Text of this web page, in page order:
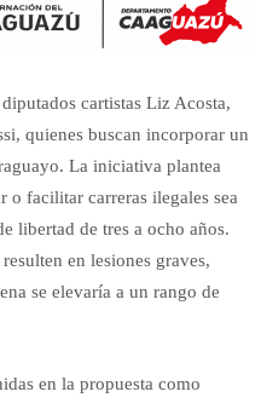
cartistas Liz Acosta,
quienes buscan incorporar un
La iniciativa plantea
o facilitar carreras ilegales sea
libertad de tres a ocho años.
en lesiones graves,
se elevaría a un rango de
en la propuesta como